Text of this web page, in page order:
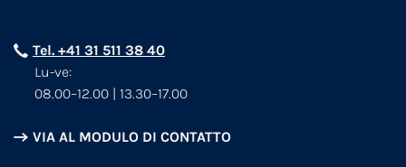
Tel. +41 31 511 38 40
Lu-ve:
08.00–12.00 | 13.30–17.00
VIA AL MODULO DI CONTATTO